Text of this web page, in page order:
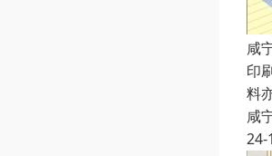
咸
印
料
咸
24-